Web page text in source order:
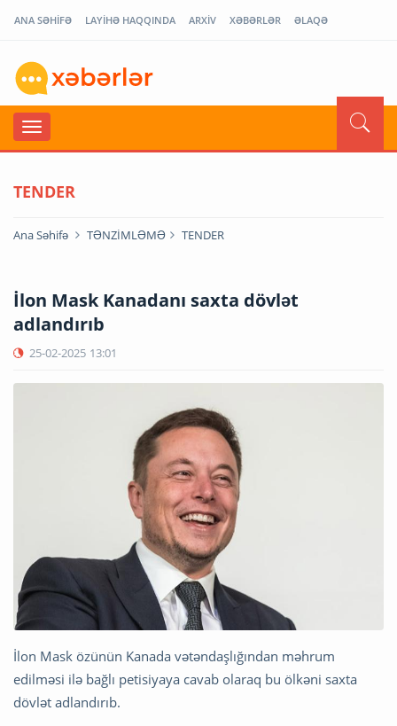
ANA SƏHİFƏ LAYİHƏ HAQQINDA ARXİV XƏBƏRLƏR ƏLAQƏ
TENDER
Ana Səhifə TƏNZİMLƏMƏ TENDER
İlon Mask Kanadanı saxta dövlət
adlandırıb
25-02-2025 13:01
İlon Mask özünün Kanada vətəndaşlığından məhrum
edilməsi ilə bağlı petisiyaya cavab olaraq bu ölkəni saxta
dövlət adlandırıb.